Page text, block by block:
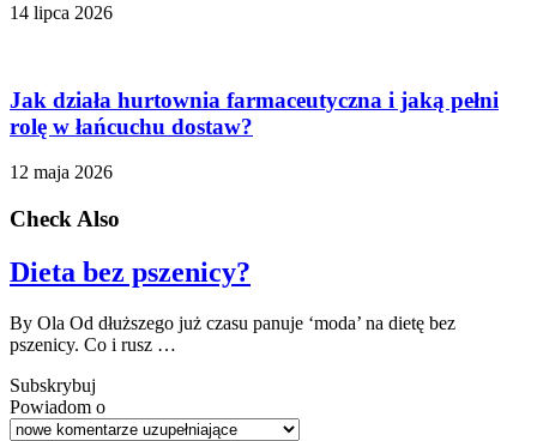
14 lipca 2026
Jak działa hurtownia farmaceutyczna i jaką pełni
rolę w łańcuchu dostaw?
12 maja 2026
Check Also
Dieta bez pszenicy?
By Ola Od dłuższego już czasu panuje ‘moda’ na dietę bez
pszenicy. Co i rusz …
Subskrybuj
Powiadom o